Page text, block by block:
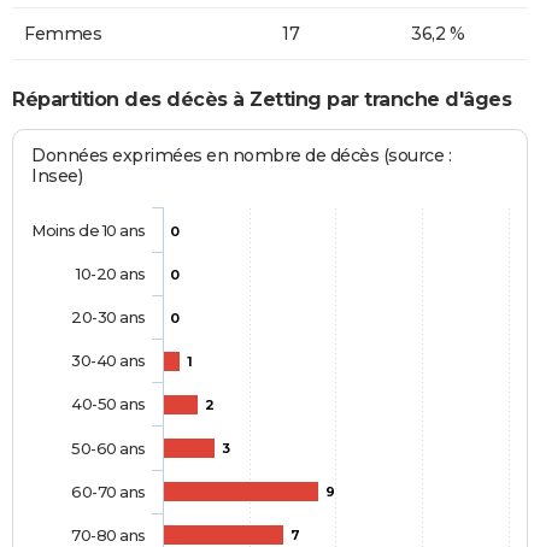
Femmes 17 36,2 %
Répartition des décès à Zetting par tranche d'âges
Données exprimées en nombre de décès (source :
Insee)
0
0
0
1
2
3
9
7
Moins de 10 ans
10-20 ans
20-30 ans
30-40 ans
40-50 ans
50-60 ans
60-70 ans
70-80 ans